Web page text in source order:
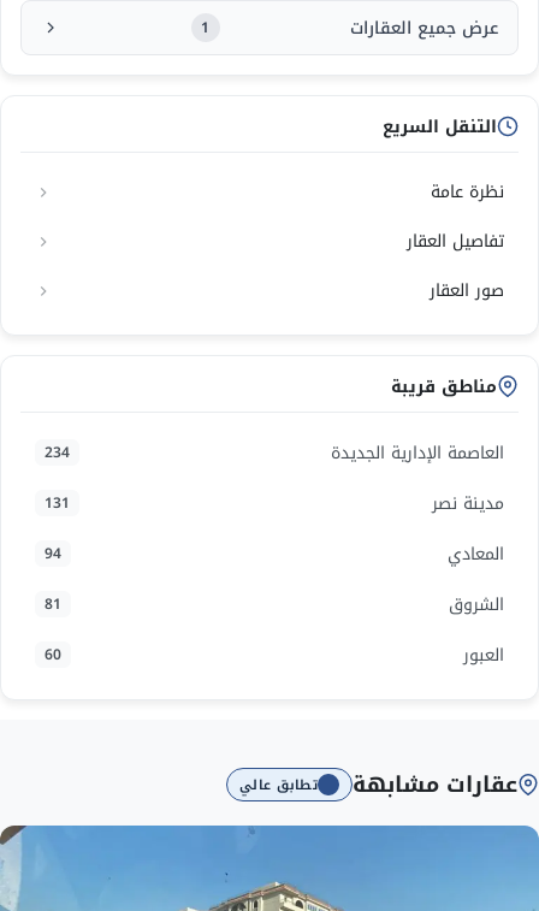
عرض جميع العقارات 1
التنقل السريع
نظرة عامة
تفاصيل العقار
صور العقار
مناطق قريبة
العاصمة الإدارية الجديدة 234
مدينة نصر 131
المعادي 94
الشروق 81
العبور 60
عقارات مشابهة تطابق عالي